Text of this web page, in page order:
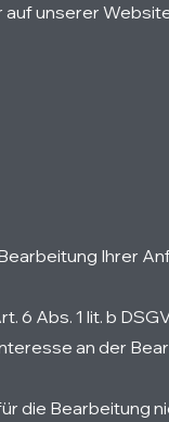
auf unserer
Ihrer
6 Abs. 1 lit. b
an der
die Bearbeitung